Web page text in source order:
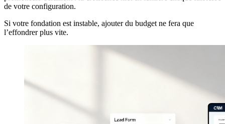
de votre configuration.
Si votre fondation est instable, ajouter du budget ne fera que
l’effondrer plus vite.